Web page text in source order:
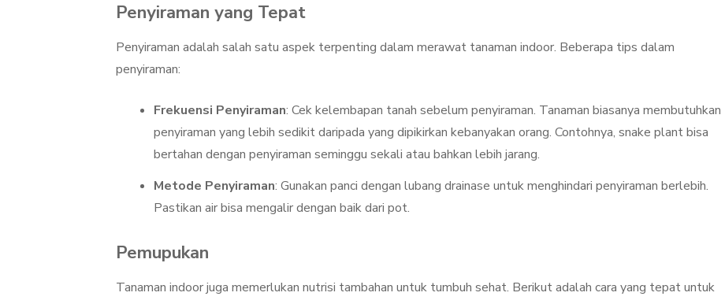
Penyiraman yang Tepat
Penyiraman adalah salah satu aspek terpenting dalam merawat tanaman indoor. Beberapa tips dalam
penyiraman:
Frekuensi Penyiraman: Cek kelembapan tanah sebelum penyiraman. Tanaman biasanya membutuhkan
penyiraman yang lebih sedikit daripada yang dipikirkan kebanyakan orang. Contohnya, snake plant bisa
bertahan dengan penyiraman seminggu sekali atau bahkan lebih jarang.
Metode Penyiraman: Gunakan panci dengan lubang drainase untuk menghindari penyiraman berlebih.
Pastikan air bisa mengalir dengan baik dari pot.
Pemupukan
Tanaman indoor juga memerlukan nutrisi tambahan untuk tumbuh sehat. Berikut adalah cara yang tepat untuk